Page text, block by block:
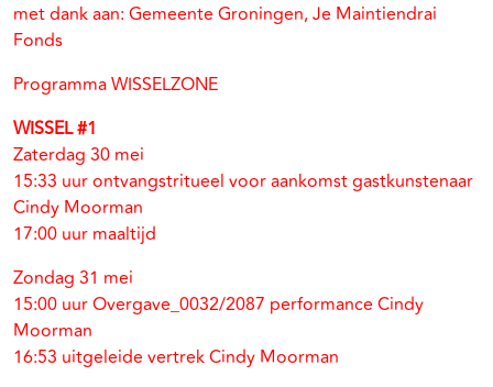
met dank aan: Gemeente Groningen, Je Maintiendrai
Fonds
Programma WISSELZONE
WISSEL #1
Zaterdag 30 mei
15:33 uur ontvangstritueel voor aankomst gastkunstenaar
Cindy Moorman
17:00 uur maaltijd
Zondag 31 mei
15:00 uur Overgave_0032/2087 performance Cindy
Moorman
16:53 uitgeleide vertrek Cindy Moorman